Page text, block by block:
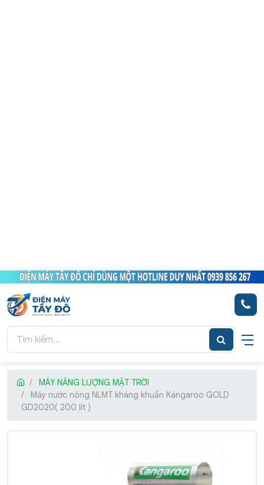
MÁY NĂNG LƯỢNG MẶT TRỜI
Máy nước nóng NLMT kháng khuẩn Kangaroo GOLD
GD2020( 200 lít )